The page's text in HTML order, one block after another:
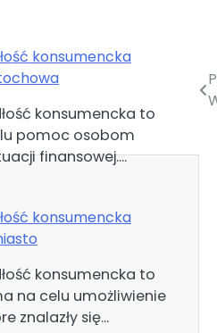
konsumencka
konsumencka to
pomoc osobom
finansowej.…
konsumencka
konsumencka to
na celu umożliwienie
znalazły się…